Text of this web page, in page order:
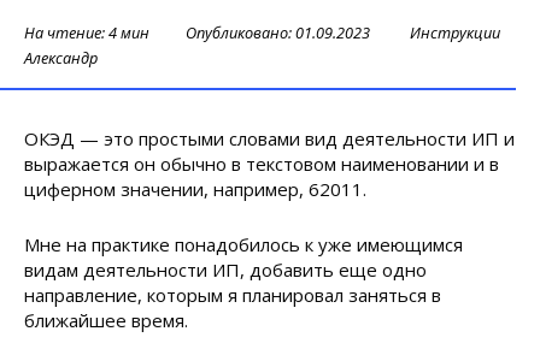
На чтение:4 мин Опубликовано:01.09.2023
Инструкции
Александр
ОКЭД — это простыми словами вид деятельности ИП и
выражается он обычно в текстовом наименовании и в
циферном значении, например, 62011.
Мне на практике понадобилось к уже имеющимся
видам деятельности ИП, добавить еще одно
направление, которым я планировал заняться в
ближайшее время.